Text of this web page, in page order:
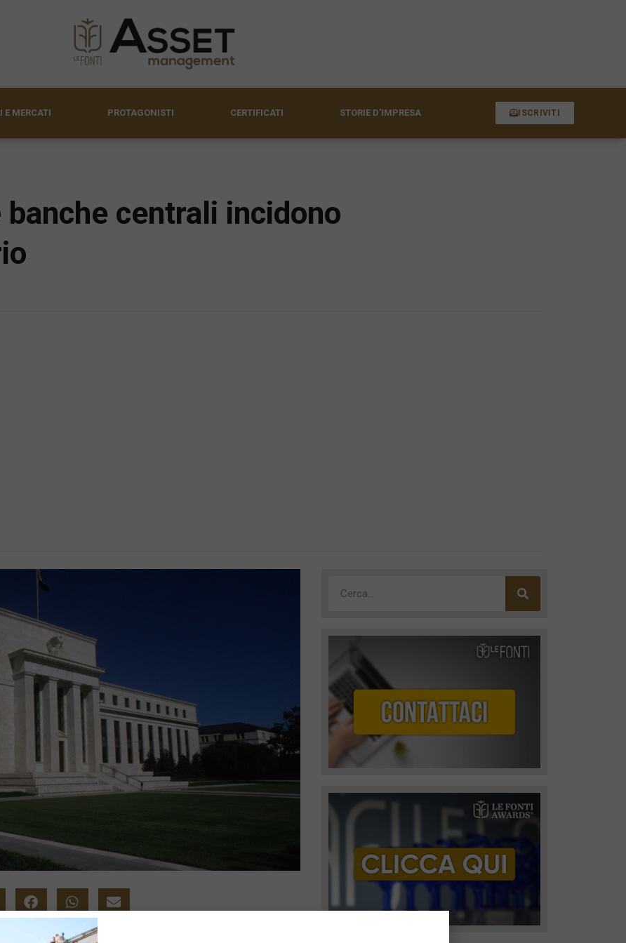
E MERCATI PROTAGONISTI CERTIFICATI STORIE D’IMPRESA ISCRIVITI
centrali incidono